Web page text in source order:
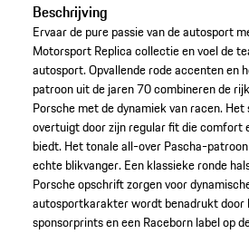
Beschrijving
Ervaar de pure passie van de autosport
Motorsport Replica collectie en voel de
autosport. Opvallende rode accenten en
patroon uit de jaren 70 combineren de
Porsche met de dynamiek van racen.
overtuigt door zijn regular fit die comfort
biedt. Het tonale all-over Pascha-
echte blikvanger. Een klassieke ronde
Porsche opschrift zorgen voor
autosportkarakter wordt benadrukt door
sponsorprints en een Raceborn label op